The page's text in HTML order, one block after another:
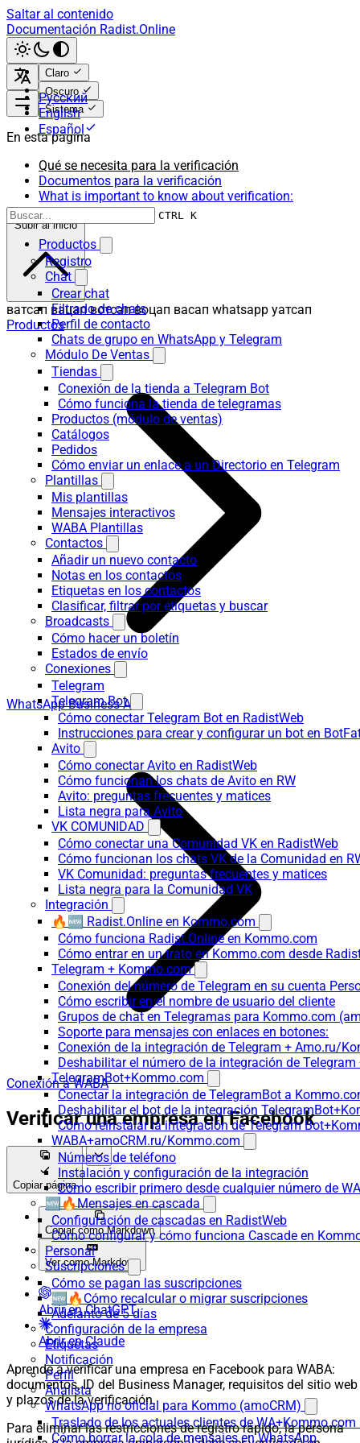
Saltar al contenido
Documentación Radist.Online
Claro
Oscuro
Sistema
Русский
English
Español
CTRL K
Productos
Registro
Chat
Crear chat
Filtrado de chats
Perfil de contacto
Chats de grupo en WhatsApp y Telegram
Módulo De Ventas
Tiendas
Conexión de la tienda a Telegram Bot
Cómo funciona la tienda de telegramas
Productos (módulo de ventas)
Catálogos
Pedidos
Cómo enviar un enlace a un Directorio en Telegram
Plantillas
Mis plantillas
Mensajes interactivos
WABA Plantillas
Contactos
Añadir un nuevo contacto
Notas en los contactos
Etiquetas en los contactos
Clasificar, filtrar por etiquetas y buscar
Broadcasts
Cómo hacer un boletín
Estados de envío
Conexiones
Telegram
Telegram Bot
Cómo conectar Telegram Bot en RadistWeb
Instrucciones para crear y configurar un bot en
Avito
Cómo conectar Avito en RadistWeb
Cómo funcionan los chats de Avito en RW
Avito: preguntas frecuentes y matices
Lista negra para Avito
VK COMUNIDAD
Cómo conectar una Comunidad VK en RadistWeb
Cómo funcionan los chats VK de la Comunidad en
VK Comunidad: preguntas frecuentes y matices
Lista negra para la Comunidad VK
Integración
🔥🆕 Radist.Online en Kommo.com
Cómo funciona Radist.Online en Kommo.com
Cómo entrar en un trato en Kommo.com desde
Telegram + Kommo.com
Conexión del número de Telegram en su cuenta
Cómo escribir en el nombre de usuario del cliente
Grupos de chat en Telegramas para Kommo.com
Soporte para mensajes con enlaces en botones:
Conexión de la integración de Telegram + Amo.ru/
Deshabilitar el número de la integración de
TelegramBot+Kommo.com
Conectar la integración de TelegramBot a
Deshabilitar el bot de la integración
Cómo reinstalar la integración de Telegram
WABA+amoCRM.ru/Kommo.com
Números de teléfono
Instalación y configuración de la integración
Cómo escribir primero desde cualquier número de
🆕🔥Mensajes en cascada
Configuración de cascadas en RadistWeb
Cómo configurar y cómo funciona Cascade en
Personal
Suscripciones
Cómo se pagan las suscripciones
🆕🔥Cómo recalcular o migrar suscripciones
Adelanto de 5 días
Configuración de la empresa
Etiquetas
Notificación
Perfil
Analista
WhatsApp no oficial para Kommo (amoCRM)
Traslado de los actuales clientes de
Cómo borrar la cola de mensajes en WhatsApp
En esta página
Qué se necesita para la verificación
Documentos para la verificación
What is important to know about verification:
Subir al inicio
ватсап вацап вотсап воцап васап whatsapp уатсап
Productos
WhatsApp Business API
Conexión a WABA
Verificar una empresa en Facebook
Copiar página
Copiar como Markdown
Ver como Markdown
Abrir en ChatGPT
Abrir en Claude
Aprende a verificar una empresa en Facebook para WABA:
documentos, ID del Business Manager, requisitos del sitio web
y plazos de la verificación.
Para eliminar las restricciones de registro rápido, la persona